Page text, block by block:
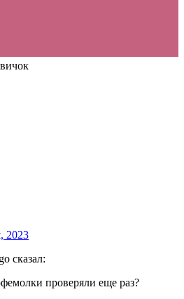
2023
сказал:
проверяли еще раз?